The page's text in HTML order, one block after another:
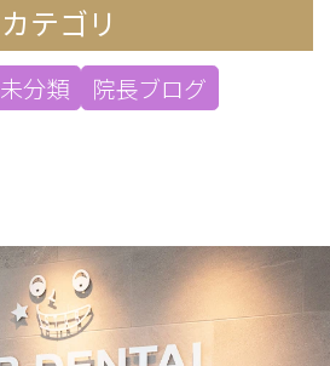
カテゴリ
未分類 院長ブログ